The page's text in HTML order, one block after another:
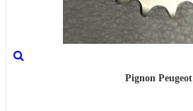
Pignon Peugeot